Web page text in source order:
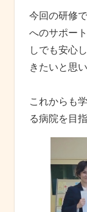
今回の研修
へのサポー
しでも安心
きたいと思い
これからも
る病院を目